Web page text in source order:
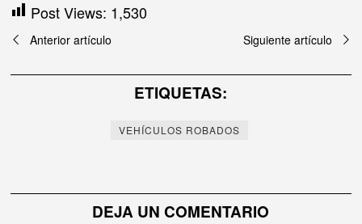
Post Views: 1,530
Navegación
de
Anterior artículo Siguiente artículo
ETIQUETAS:
VEHÍCULOS ROBADOS
DEJA UN COMENTARIO